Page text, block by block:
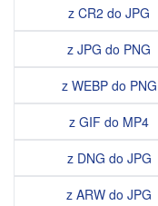
z CR2 do JPG
z JPG do PNG
z WEBP do PNG
z GIF do MP4
z DNG do JPG
z ARW do JPG